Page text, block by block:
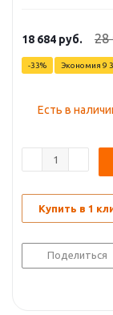
18 684 руб. 28
-33% Экономия 9
Есть в
Купить в 1
Поделиться